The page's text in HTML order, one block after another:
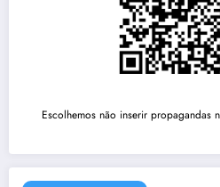
Escolhemos não inserir propagandas